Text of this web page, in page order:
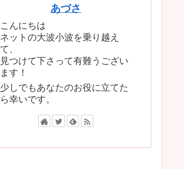
あづさ
こんにちは
ネットの大波小波を乗り越え
て、
見つけて下さって有難うござい
ます！
少しでもあなたのお役に立てた
ら幸いです。